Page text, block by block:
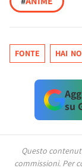
FONTE HAI
su
Questo
commissioni. Per